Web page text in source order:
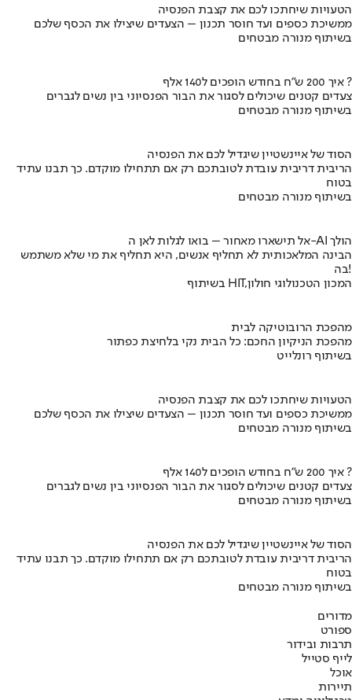
הטעויות שיחתכו לכם את קצבת הפנסיה
ממשיכת כספים ועד חוסר תכנון – הצעדים שיצילו את הכסף שלכם
בשיתוף מנורה מבטחים
איך 200 ש"ח בחודש הופכים ל140 אלף ?
צעדים קטנים שיכולים לסגור את הבור הפנסיוני בין נשים לגברים
בשיתוף מנורה מבטחים
הסוד של איינשטיין שיגדיל לכם את הפנסיה
הריבית דריבית עובדת לטובתכם רק אם תתחילו מוקדם. כך תבנו עתיד
בטוח
בשיתוף מנורה מבטחים
אל תישארו מאחור – בואו לגלות לאן ה-AI הולך
הבינה המלאכותית לא תחליף אנשים, היא תחליף את מי שלא משתמש
בה!
בשיתוף HIT,המכון הטכנולוגי חולון
מהפכת הרובוטיקה לבית
מהפכת הניקיון החכם: כל הבית נקי בלחיצת כפתור
בשיתוף רונלייט
הטעויות שיחתכו לכם את קצבת הפנסיה
ממשיכת כספים ועד חוסר תכנון – הצעדים שיצילו את הכסף שלכם
בשיתוף מנורה מבטחים
איך 200 ש"ח בחודש הופכים ל140 אלף ?
צעדים קטנים שיכולים לסגור את הבור הפנסיוני בין נשים לגברים
בשיתוף מנורה מבטחים
הסוד של איינשטיין שיגדיל לכם את הפנסיה
הריבית דריבית עובדת לטובתכם רק אם תתחילו מוקדם. כך תבנו עתיד
בטוח
בשיתוף מנורה מבטחים
מדורים
ספורט
תרבות ובידור
לייף סטייל
אוכל
תיירות